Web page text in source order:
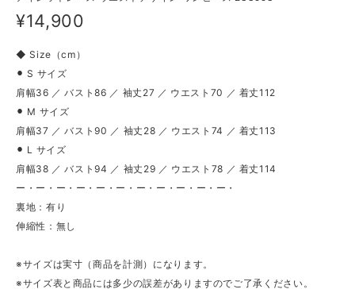
¥14,900
◆ Size（cm）
⚫︎ S サイズ
肩幅36 ／ バスト86 ／ 袖丈27 ／ ウエスト70 ／ 着丈112
⚫︎ M サイズ
肩幅37 ／ バスト90 ／ 袖丈28 ／ ウエスト74 ／ 着丈113
⚫︎ L サイズ
肩幅38 ／ バスト94 ／ 袖丈29 ／ ウエスト78 ／ 着丈114
ー・ー・ー・ー・ー・ー・ー・ー・ー・ー・ー・
裏地：有り
伸縮性：無し
※サイズは実寸（商品を計測）になります。
※サイズ表と商品には多少の誤差がありますのでご了承ください。